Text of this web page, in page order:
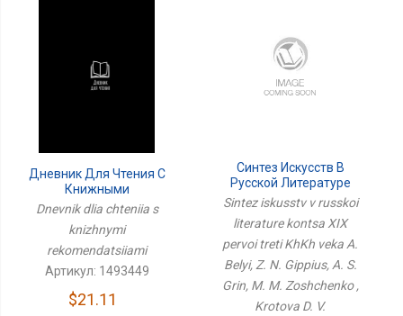
Дневник Для Чтения С
Книжными
Рекомендациями
Dnevnik dlia chteniia s
knizhnymi
rekomendatsiiami
Артикул: 1493449
$21.11
Синтез Искусств В
Русской Литературе
Конца XIX Первой Трети
Гиппиус, А. С. Грин, М. М.
Зощенко
Sintez iskusstv v russkoi
literature kontsa XIX
pervoi treti KhKh veka A.
Belyi, Z. N. Gippius, A. S.
Grin, M. M. Zoshchenko ,
Krotova D. V.